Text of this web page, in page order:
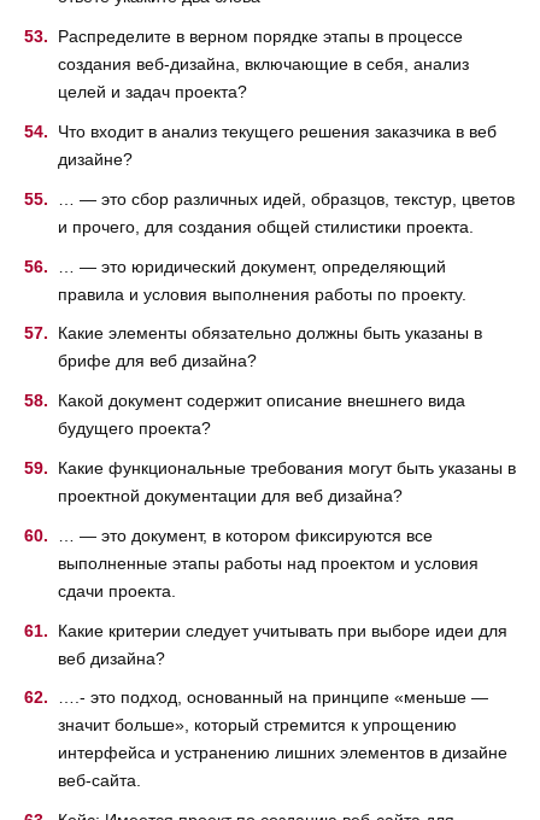
Распределите в верном порядке этапы в процессе
создания веб-дизайна, включающие в себя, анализ
целей и задач проекта?
Что входит в анализ текущего решения заказчика в веб
дизайне?
… — это сбор различных идей, образцов, текстур, цветов
и прочего, для создания общей стилистики проекта.
… — это юридический документ, определяющий
правила и условия выполнения работы по проекту.
Какие элементы обязательно должны быть указаны в
брифе для веб дизайна?
Какой документ содержит описание внешнего вида
будущего проекта?
Какие функциональные требования могут быть указаны в
проектной документации для веб дизайна?
… — это документ, в котором фиксируются все
выполненные этапы работы над проектом и условия
сдачи проекта.
Какие критерии следует учитывать при выборе идеи для
веб дизайна?
….- это подход, основанный на принципе «меньше —
значит больше», который стремится к упрощению
интерфейса и устранению лишних элементов в дизайне
веб-сайта.